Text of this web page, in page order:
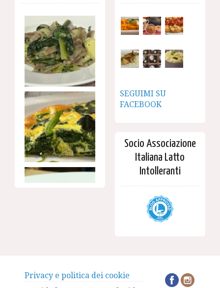
SEGUIMI SU
FACEBOOK
Socio Associazione
Italiana Latto
Intolleranti
Privacy e politica dei cookie